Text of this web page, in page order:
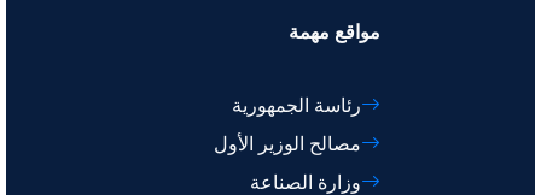
مواقع مهمة
رئاسة الجمهورية
مصالح الوزير الأول
وزارة الصناعة